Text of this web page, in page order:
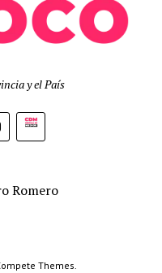
y el País
Biolink
Romero
Themes.